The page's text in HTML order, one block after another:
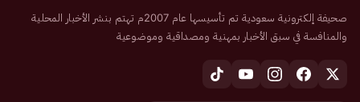
صحيفة إلكترونية سعودية تم تأسيسها عام 2007م تهتم بنشر الأخبار المحلية
والمنافسة في سبق الأخبار بمهنية ومصداقية وموضوعية